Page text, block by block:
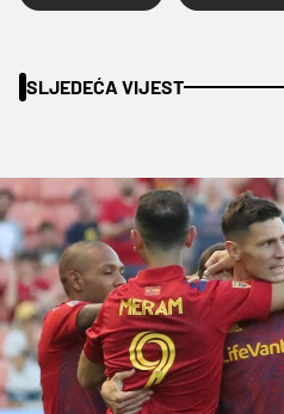
SLJEDEĆA VIJEST